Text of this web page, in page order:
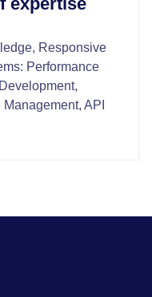
Responsive
Performance
API